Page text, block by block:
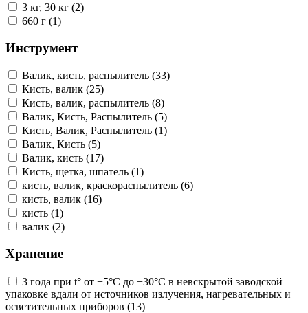
3 кг, 30 кг (2)
660 г (1)
Инструмент
Валик, кисть, распылитель (33)
Кисть, валик (25)
Кисть, валик, распылитель (8)
Валик, Кисть, Распылитель (5)
Кисть, Валик, Распылитель (1)
Валик, Кисть (5)
Валик, кисть (17)
Кисть, щетка, шпатель (1)
кисть, валик, краскораспылитель (6)
кисть, валик (16)
кисть (1)
валик (2)
Хранение
3 года при t° от +5°С до +30°С в невскрытой заводской
упаковке вдали от источников излучения, нагревательных и
осветительных приборов (13)